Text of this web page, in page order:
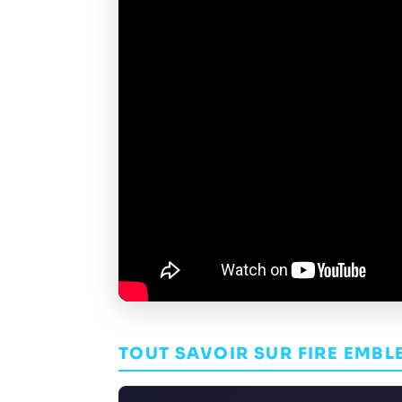
TOUT SAVOIR SUR FIRE